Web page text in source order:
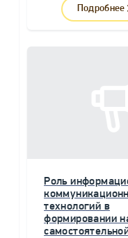
Подробнее
Роль
технологий в
формировании